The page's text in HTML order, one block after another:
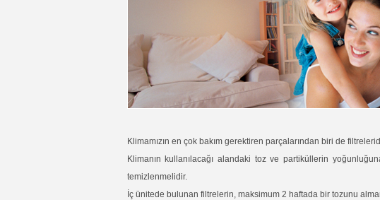
Klimamızın en çok bakım gerektiren parçalarından biri de
Klimanın kullanılacağı alandaki toz ve partiküllerin
temizlenmelidir.
İç ünitede bulunan filtrelerin, maksimum 2 haftada bir tozunu